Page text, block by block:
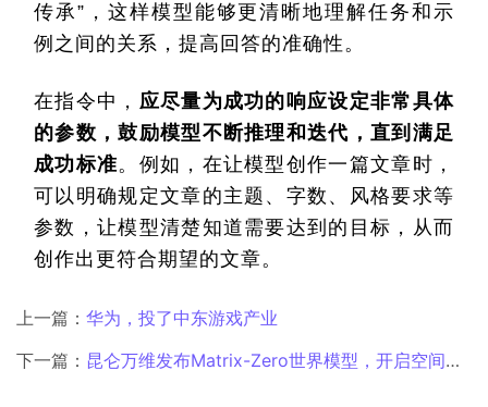
传承”，这样模型能够更清晰地理解任务和示
例之间的关系，提高回答的准确性。
在指令中， 应尽量为成功的响应设定非常具体
的参数，鼓励模型不断推理和迭代，直到满足
成功标准。例如，在让模型创作一篇文章时，
可以明确规定文章的主题、字数、风格要求等
参数，让模型清楚知道需要达到的目标，从而
创作出更符合期望的文章。
上一篇： 华为，投了中东游戏产业
下一篇： 昆仑万维发布Matrix-Zero世界模型，开启空间智能新时代